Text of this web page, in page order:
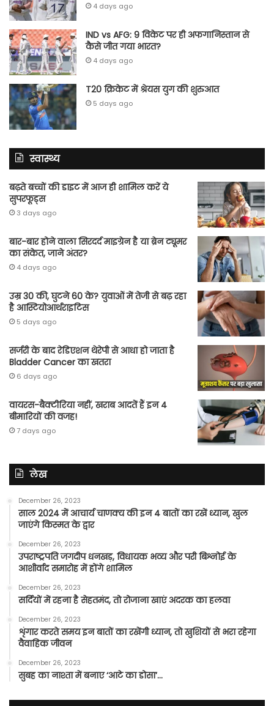
4 days ago
IND vs AFG: 9 विकेट पर ही अफगानिस्तान से
कैसे जीत गया भारत?
4 days ago
T20 क्रिकेट में श्रेयस युग की शुरुआत
5 days ago
स्वास्थ्य
बढ़ते बच्चों की डाइट में आज ही शामिल करें ये
सुपरफूड्स
3 days ago
बार-बार होने वाला सिरदर्द माइग्रेन है या ब्रेन ट्यूमर
का संकेत, जाने अंतर?
4 days ago
उम्र 30 की, घुटने 60 के? युवाओं में तेजी से बढ़ रहा
है आस्टियोआर्थराइटिस
5 days ago
सर्जरी के बाद रेडिएशन थेरेपी से आधा हो जाता है
Bladder Cancer का खतरा
6 days ago
वायरस-बैक्टीरिया नहीं, खराब आदतें हैं इन 4
बीमारियों की वजह!
7 days ago
लेख
December 26, 2023
साल 2024 में आचार्य चाणक्य की इन 4 बातों का रखें ध्यान, खुल
जाएंगे किस्मत के द्वार
December 26, 2023
उपराष्ट्रपति जगदीप धनखड़, विधायक भव्य और परी बिश्नोई के
आशीर्वाद समारोह में होंगे शामिल
December 26, 2023
सर्दियों में रहना है सेहतमंद, तो रोजाना खाएं अदरक का हलवा
December 26, 2023
शृंगार करते समय इन बातों का रखेंगी ध्यान, तो खुशियों से भरा रहेगा
वैवाहिक जीवन
December 26, 2023
सुबह का नाश्ता में बनाए ‘आटे का डोसा’…